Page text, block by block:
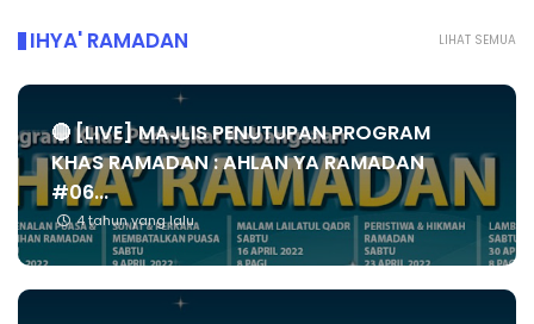
LIHAT SEMUA
IHYA' RAMADAN
🔴 [LIVE] MAJLIS PENUTUPAN PROGRAM
KHAS RAMADAN : AHLAN YA RAMADAN
#06...
4 tahun yang lalu